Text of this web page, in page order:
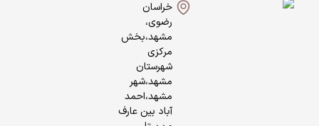
خراسان
رضوی،
مشهد،بخش
مرکزی
شهرستان
مشهد،شهر
مشهد،احمد
آباد بین عارف